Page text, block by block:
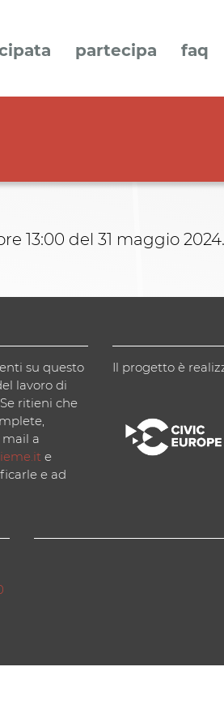
partecipa faq
13:00 del 31 maggio 2024.
su questo
lavoro di
ritieni che
a
e
e ad
Il progetto è